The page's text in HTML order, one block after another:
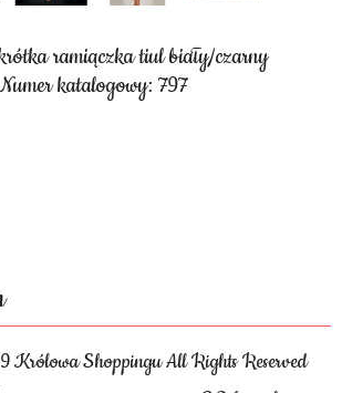
ramiączka tiul biały/czarny
Numer katalogowy: 797
Królowa Shoppingu All Rights Reserved